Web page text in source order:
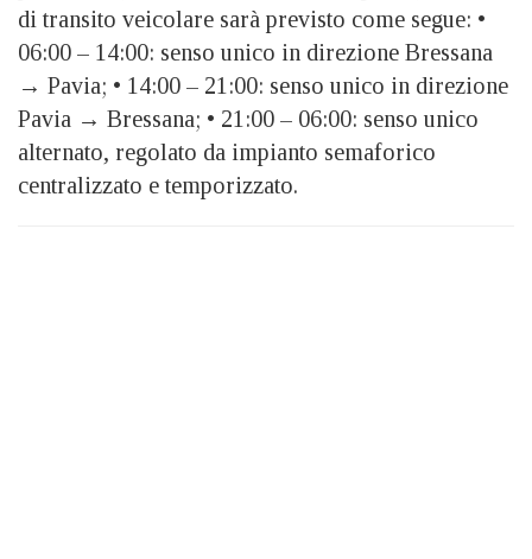
di transito veicolare sarà previsto come segue: •
06:00 – 14:00: senso unico in direzione Bressana
→ Pavia; • 14:00 – 21:00: senso unico in direzione
Pavia → Bressana; • 21:00 – 06:00: senso unico
alternato, regolato da impianto semaforico
centralizzato e temporizzato.